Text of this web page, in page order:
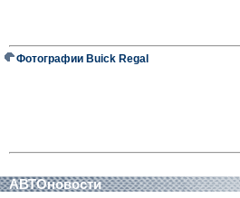
Фотографии Buick Regal
АВТОновости